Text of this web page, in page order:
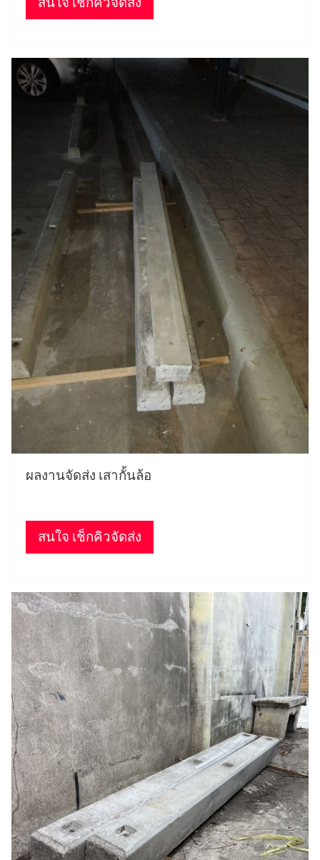
ผลงานจัดส่ง เสากั้นล้อ
สนใจ เช็กคิวจัดส่ง